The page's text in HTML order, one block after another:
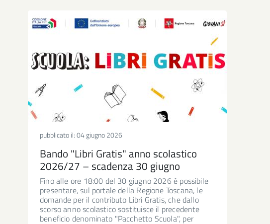
pubblicato il:04 giugno 2026
Bando "Libri Gratis" anno scolastico
2026/27 – scadenza 30 giugno
Fino alle ore 18:00 del 30 giugno 2026 è possibile
presentare, sul portale della Regione Toscana, le
domande per il contributo Libri Gratis, che dallo
scorso anno scolastico sostituisce il precedente
beneficio denominato "Pacchetto Scuola", per